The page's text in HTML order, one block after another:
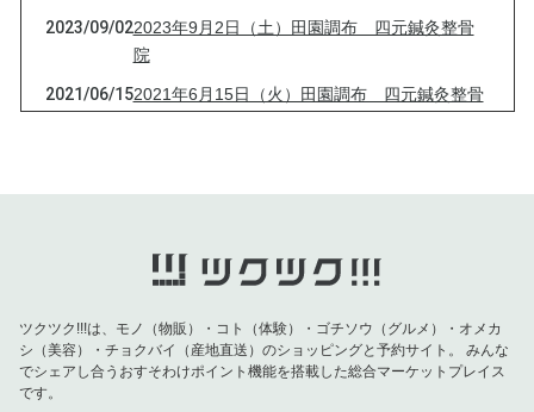
2023/09/022023年9月2日（土）田園調布 四元鍼灸整骨
院
2021/06/152021年6月15日（火）田園調布 四元鍼灸整骨
院
2021/03/03 2021年3月3日（水）田園調布 四元鍼灸整骨
ツクツク!!!は、モノ（物販）・コト（体験）・ゴチソウ（グルメ）・オメカ
シ（美容）・チョクバイ（産地直送）のショッピングと予約サイト。
みんな
でシェアし合うおすそわけポイント機能を搭載した総合マーケットプレイス
です。